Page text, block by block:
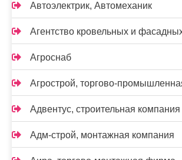
Автоэлектрик, Автомеханик
Агентство кровельных и
Агроснаб
Агрострой, торгово-
Адвентус, строительная компания
Адм-строй, монтажная компания